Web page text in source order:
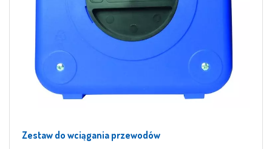
Zestaw do wciągania przewodów